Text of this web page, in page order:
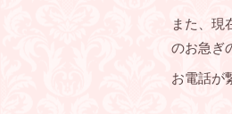
また、現
のお急ぎ
お電話が